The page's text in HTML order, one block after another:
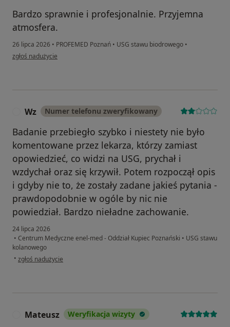
Bardzo sprawnie i profesjonalnie. Przyjemna
atmosfera.
26 lipca 2026 • PROFEMED Poznań • USG stawu biodrowego •
w opinii użytkownika PP
zgłoś nadużycie
Wz Numer telefonu zweryfikowany
Badanie przebiegło szybko i niestety nie było
komentowane przez lekarza, którzy zamiast
opowiedzieć, co widzi na USG, prychał i
wzdychał oraz się krzywił. Potem rozpoczął opis
i gdyby nie to, że zostały zadane jakieś pytania -
prawdopodobnie w ogóle by nic nie
powiedział. Bardzo nieładne zachowanie.
24 lipca 2026
• Centrum Medyczne enel-med - Oddział Kupiec Poznański • USG stawu
kolanowego
• w opinii użytkownika Wz
zgłoś nadużycie
Mateusz Weryfikacja wizyty